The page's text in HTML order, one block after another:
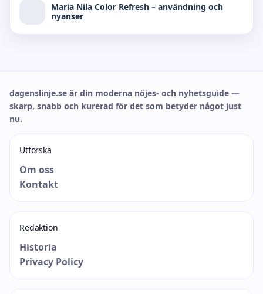
Maria Nila Color Refresh – användning och
nyanser
dagenslinje.se är din moderna nöjes- och nyhetsguide —
skarp, snabb och kurerad för det som betyder något just
nu.
Utforska
Om oss
Kontakt
Redaktion
Historia
Privacy Policy